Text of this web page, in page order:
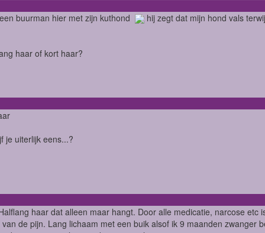
buurman hier met zijn kuthond hij zegt dat mijn hond vals
haar of kort haar?
je uiterlijk eens...?
haar dat alleen maar hangt. Door alle medicatie, narcose
de pijn. Lang lichaam met een buik alsof ik 9 maanden zwanger